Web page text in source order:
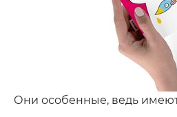
Они особенные, ведь